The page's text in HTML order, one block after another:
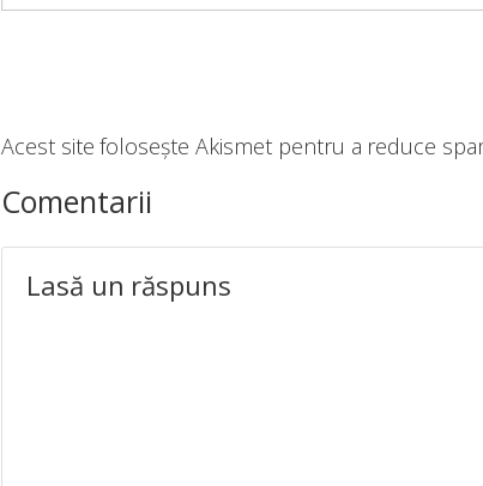
Comentarii
Lasă un răspuns
Acest site folosește Akismet pentru a reduce